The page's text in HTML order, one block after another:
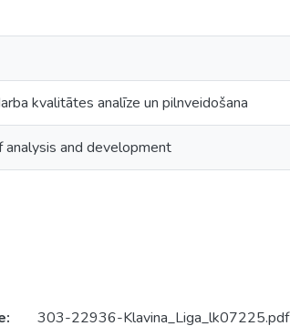
kvalitātes analīze un pilnveidošana
analysis and development
303-22936-Klavina_Liga_lk07225.pdf